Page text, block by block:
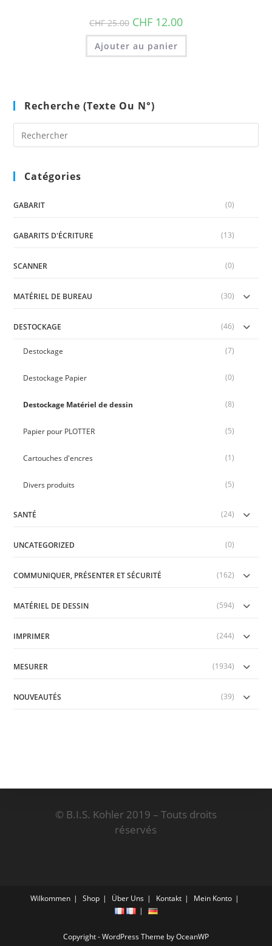
CHF25.00 Le
prix
initial
était :
CHF 25.00.
CHF 12.00Le
actuel
CHF 12.00.
Ajouter au panier
Recherche (texte Ou N°)
Catégories
GABARIT (0)
GABARITS D'ÉCRITURE (13)
SCANNER (0)
MATÉRIEL DE BUREAU (30)
DESTOCKAGE (46)
Destockage (7)
Destockage Papier (0)
Destockage Matériel de dessin (8)
Papier pour PLOTTER (5)
Cartouches d'encres (1)
Divers produits (5)
SANTÉ (24)
UNCATEGORIZED (0)
COMMUNIQUER, PRÉSENTER ET SÉCURITÉ (162)
MATÉRIEL DE DESSIN (594)
IMPRIMER (244)
MESURER (1934)
NOUVEAUTÉS (39)
© B.I.S. Kohler 2019 – Touts droits
réservés
Wilkommen Shop Über Uns Kontakt Mein Konto
Copyright - WordPress Theme by OceanWP